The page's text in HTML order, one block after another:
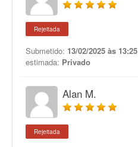
Rejeitada
Submetido: 13/02/2025 às 13:25
estimada: Privado
Alan M.
Rejeitada